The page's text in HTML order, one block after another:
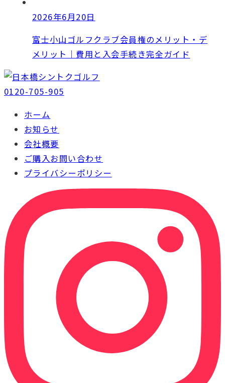
2026年6月20日
富士小山ゴルフクラブ会員権のメリット・デ
メリット｜費用と入会手続き完全ガイド
0120-705-905
ホーム
お知らせ
会社概要
ご購入お問い合わせ
プライバシーポリシー